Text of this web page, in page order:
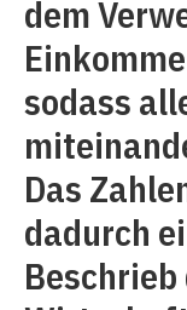
dem
sodass
Das
dadurch
Beschrieb